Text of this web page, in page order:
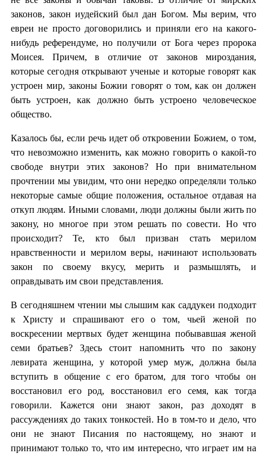
законов, закон иудейский был дан Богом. Мы верим, что
евреи не просто договорились и приняли его на какого-
нибудь референдуме, но получили от Бога через пророка
Моисея. Причем, в отличие от законов мироздания,
которые сегодня открывают ученые и которые говорят как
устроен мир, законы Божии говорят о том, как он должен
быть устроен, как должно быть устроено человеческое
общество.
Казалось бы, если речь идет об откровении Божием, о том,
что невозможно изменить, как можно говорить о какой-то
свободе внутри этих законов? Но при внимательном
прочтении мы увидим, что они нередко определяли только
некоторые самые общие положения, остальное отдавая на
откуп людям. Иными словами, люди должны были жить по
закону, но многое при этом решать по совести. Но что
происходит? Те, кто был призван стать мерилом
нравственности и мерилом веры, начинают использовать
закон по своему вкусу, мерить и размышлять, и
оправдывать им свои представления.
В сегодняшнем чтении мы слышим как саддукеи подходит
к Христу и спрашивают его о том, чьей женой по
воскресении мертвых будет женщина побывавшая женой
семи братьев? Здесь стоит напомнить что по закону
левирата женщина, у которой умер муж, должна была
вступить в общение с его братом, для того чтобы он
восстановил его род, восстановил его семя, как тогда
говорили. Кажется они знают закон, раз доходят в
рассуждениях до таких тонкостей. Но в том-то и дело, что
они не знают Писания по настоящему, но знают и
принимают только то, что им интересно, что играет им на